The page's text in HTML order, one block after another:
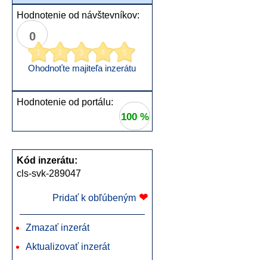
Hodnotenie od návštevníkov:
0
1 2 3 4 5
Ohodnoťte majiteľa inzerátu
Hodnotenie od portálu:
100 %
Kód inzerátu:
cls-svk-289047
Pridať k obľúbeným ❤
Zmazať inzerát
Aktualizovať inzerát